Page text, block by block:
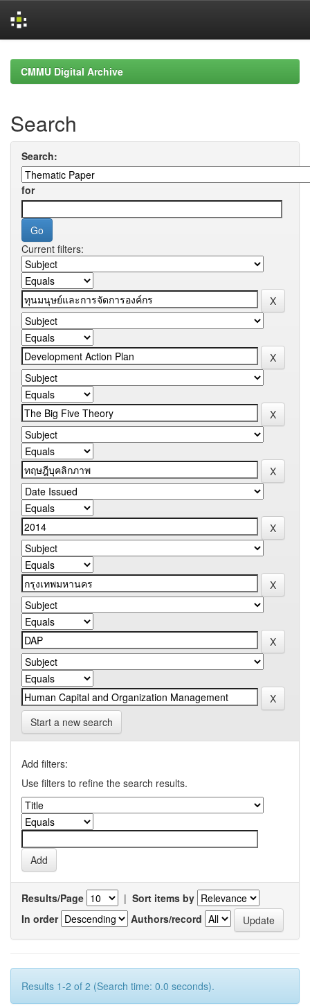
navigationCMMU Digital Archive
Search
Search:
for
Current filters:
Start a new search
Add filters:
Use filters to refine the search results.
Results/Page | Sort items by
In order
Authors/record
Results 1-2 of 2 (Search time: 0.0 seconds).